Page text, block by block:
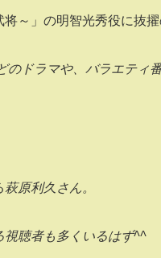
～」の明智光秀役に抜
ドラマや、バラエティ
萩原利久さん。
視聴者も多くいるはず^^